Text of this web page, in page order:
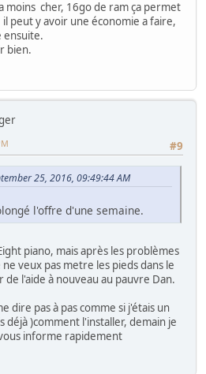
moins cher, 16go de ram ça permet
peut y avoir une économie a faire,
ensuite.
bien.
#9
25, 2016, 09:49:44 AM
l'offre d'une semaine.
piano, mais après les problèmes
veux pas metre les pieds dans le
l'aide à nouveau au pauvre Dan.
dire pas à pas comme si j'étais un
déjà )comment l'installer, demain je
informe rapidement